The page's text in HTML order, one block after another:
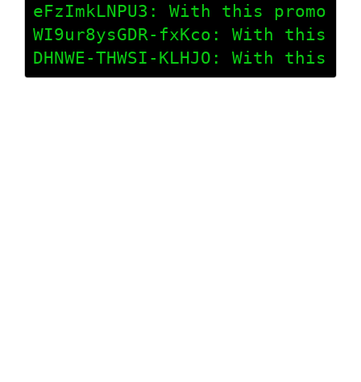
eFzImkLNPU3: With this promo
WI9ur8ysGDR-fxKco: With this
DHNWE-THWSI-KLHJO: With